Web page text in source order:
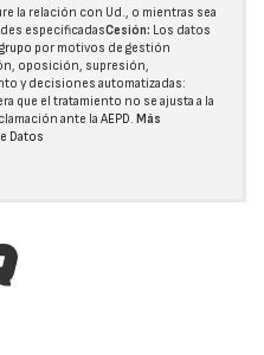
la relación con Ud., o mientras sea
especificadasCesión: Los datos
por motivos de gestión
oposición, supresión,
y decisiones automatizadas:
que el tratamiento no se ajusta a la
ante la AEPD. Más
Datos